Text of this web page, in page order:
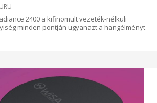
2400 a kifinomult vezeték-nélküli
minden pontján ugyanazt a hangélményt